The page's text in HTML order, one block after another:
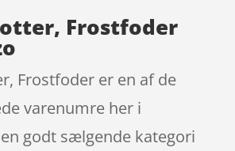
Frostfoder
Frostfoder er en af de
varenumre her i
godt sælgende kategori